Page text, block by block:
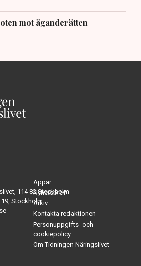
mot äganderätten
114 82 Stockholm
Stockholm
Appar
Nyhetsbrev
Arkiv
Kontakta redaktionen
Personuppgifts- och
cookiepolicy
Om Tidningen Näringslivet